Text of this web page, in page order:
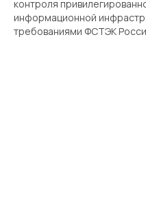
контроля
информационной
требованиями ФСТЭК